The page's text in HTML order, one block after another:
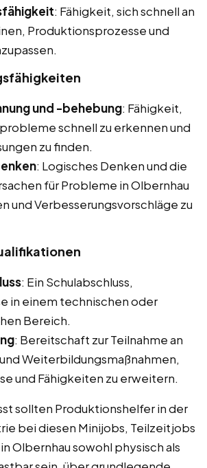
: Fähigkeit, sich schnell an
Produktionsprozesse und
und -behebung: Fähigkeit,
schnell zu erkennen und
zu finden.
: Logisches Denken und die
für Probleme in Olbernhau
und Verbesserungsvorschläge zu
: Ein Schulabschluss,
in einem technischen oder
Bereich.
: Bereitschaft zur Teilnahme an
Weiterbildungsmaßnahmen,
und Fähigkeiten zu erweitern.
sollten Produktionshelfer in der
bei diesen Minijobs, Teilzeitjobs
Olbernhau sowohl physisch als